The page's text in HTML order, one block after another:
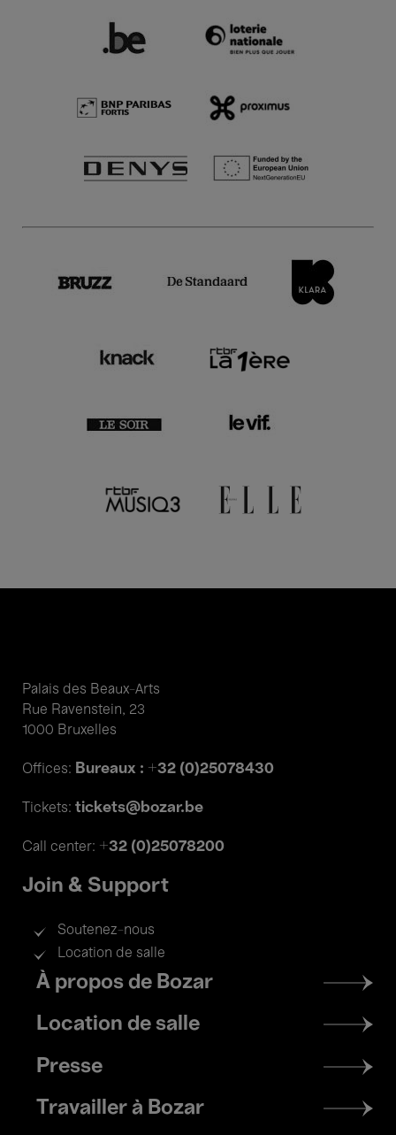
Palais des Beaux-Arts
Rue Ravenstein, 23
1000 Bruxelles
Offices: Bureaux : +32 (0)25078430
Tickets: tickets@bozar.be
Call center: +32 (0)25078200
Join & Support
Soutenez-nous
Location de salle
Footer
menu
À propos de Bozar
Location de salle
Presse
Travailler à Bozar